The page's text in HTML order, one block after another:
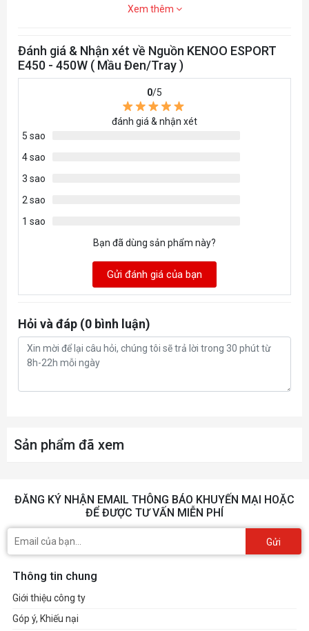
Xem thêm
Đánh giá & Nhận xét về Nguồn KENOO ESPORT
E450 - 450W ( Mầu Đen/Tray )
0/5
đánh giá & nhận xét
5 sao
4 sao
3 sao
2 sao
1 sao
Bạn đã dùng sản phẩm này?
Gửi đánh giá của bạn
Hỏi và đáp (0 bình luận)
Sản phẩm đã xem
ĐĂNG KÝ NHẬN EMAIL THÔNG BÁO KHUYẾN MẠI HOẶC
ĐỂ ĐƯỢC TƯ VẤN MIỄN PHÍ
Gửi
Thông tin chung
Giới thiệu công ty
Góp ý, Khiếu nại